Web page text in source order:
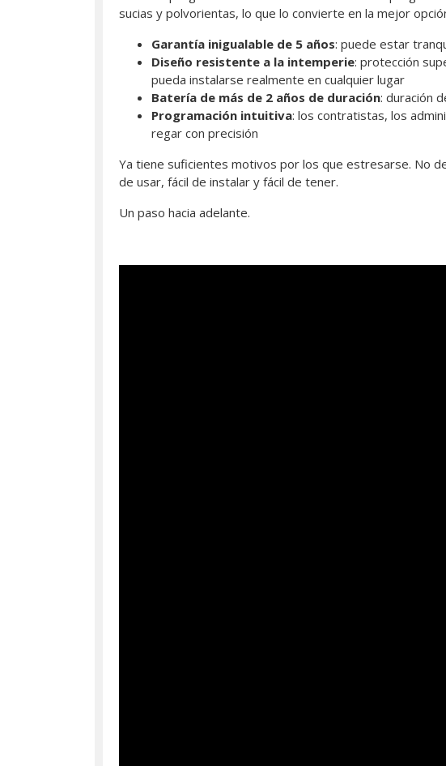
sucias y polvorientas, lo que lo convierte en la mejor
Garantía inigualable de 5 años: puede estar
Diseño resistente a la intemperie: protección
pueda instalarse realmente en cualquier lugar
Batería de más de 2 años de duración: duración
Programación intuitiva: los contratistas, los
regar con precisión
Ya tiene suficientes motivos por los que estresarse. No
de usar, fácil de instalar y fácil de tener.
Un paso hacia adelante.